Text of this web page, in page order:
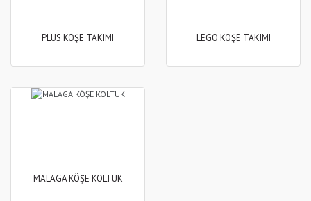
PLUS KÖŞE TAKIMI LEGO KÖŞE TAKIMI
MALAGA KÖŞE KOLTUK